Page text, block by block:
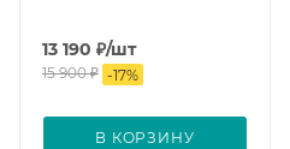
13 190 ₽/шт
15 900₽ -17%
В КОРЗИНУ